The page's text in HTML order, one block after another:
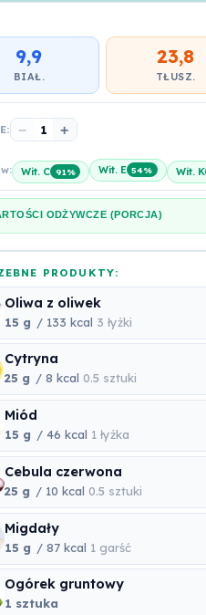
9,9
BIAŁ.
23,8
TŁUSZ.
− 1 +
Wit. C 91% Wit. E 54% Wit. K
ODŻYWCZE (PORCJA)
PRODUKTY:
Oliwa z oliwek
15 g / 133 kcal 3 łyżki
Cytryna
25 g / 8 kcal 0.5 sztuki
Miód
15 g / 46 kcal 1 łyżka
Cebula czerwona
25 g / 10 kcal 0.5 sztuki
Migdały
15 g / 87 kcal 1 garść
Ogórek gruntowy
1 sztuka